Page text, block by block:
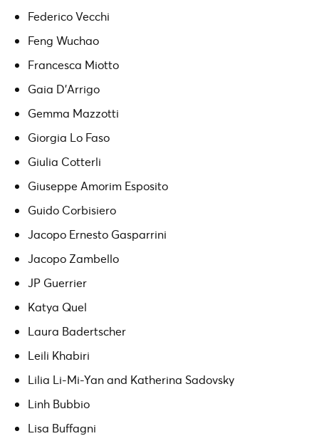
Federico Vecchi
Feng Wuchao
Francesca Miotto
Gaia D’Arrigo
Gemma Mazzotti
Giorgia Lo Faso
Giulia Cotterli
Giuseppe Amorim Esposito
Guido Corbisiero
Jacopo Ernesto Gasparrini
Jacopo Zambello
JP Guerrier
Katya Quel
Laura Badertscher
Leili Khabiri
Lilia Li-Mi-Yan and Katherina Sadovsky
Linh Bubbio
Lisa Buffagni